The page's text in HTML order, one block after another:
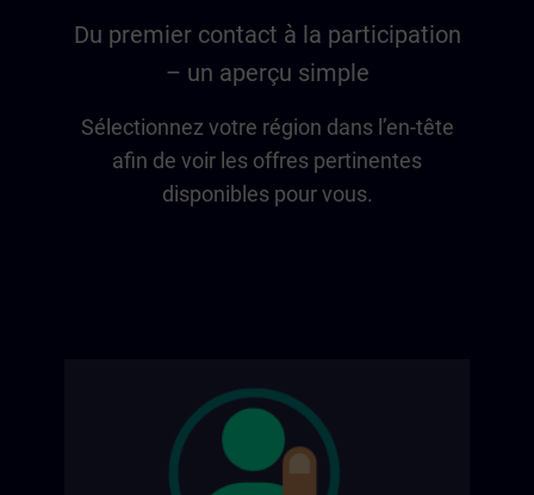
Du premier contact à la participation
– un aperçu simple
Sélectionnez votre région dans l’en-tête
afin de voir les offres pertinentes
disponibles pour vous.